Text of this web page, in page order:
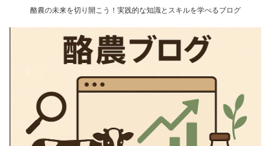
酪農の未来を切り開こう！実践的な知識とスキルを学べるブログ